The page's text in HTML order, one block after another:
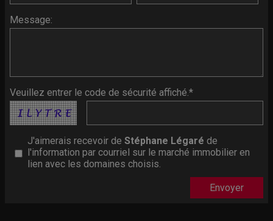
Message:
Veuillez entrer le code de sécurité affiché.*
J'aimerais recevoir de Stéphane Légaré de
l'information par courriel sur le marché immobilier en
lien avec les domaines choisis.